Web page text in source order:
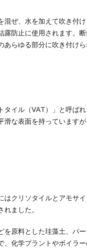
混ぜ、水を加えて吹き付
露防止に使用されます。
らゆる部分に吹き付けら
タイル（VAT）」と呼ば
滑な表面を持っています
はクリソタイルとアモサ
ました。
を原料とした珪藻土、パ
、化学プラントやボイラ